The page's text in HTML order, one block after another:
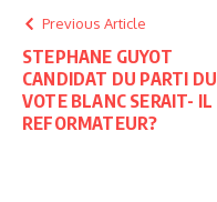
Previous Article
STEPHANE GUYOT
CANDIDAT DU PARTI DU
VOTE BLANC SERAIT- IL
REFORMATEUR?